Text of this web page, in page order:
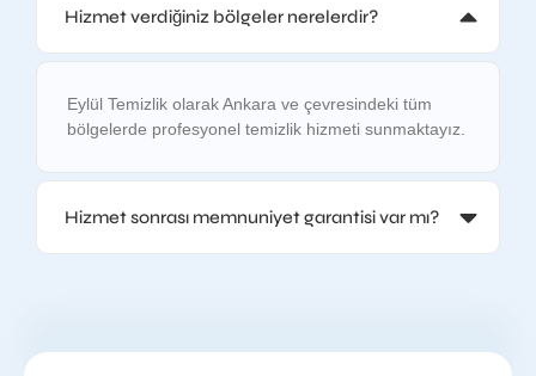
Hizmet verdiğiniz bölgeler nerelerdir?
Eylül Temizlik olarak Ankara ve çevresindeki tüm
bölgelerde profesyonel temizlik hizmeti sunmaktayız.
Hizmet sonrası memnuniyet garantisi var mı?